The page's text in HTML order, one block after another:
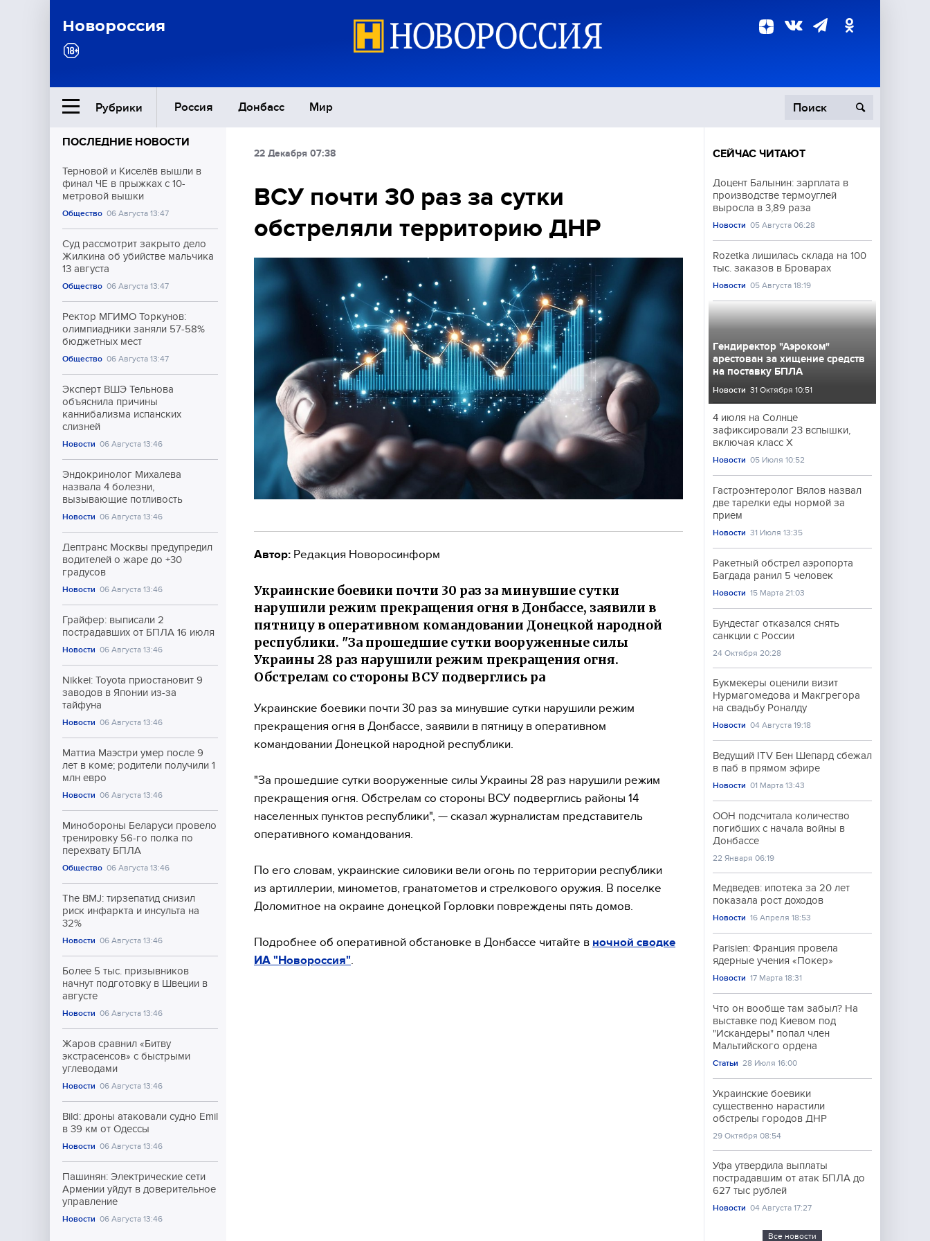
Новороссия
Рубрики Россия Донбасс Мир
Ближний Восток
Общество
Экономика
Происшествия
Культура
ПОСЛЕДНИЕ НОВОСТИ
Терновой и Киселёв вышли в
финал ЧЕ в прыжках с 10-
метровой вышки
Общество 06 Августа 13:47
Суд рассмотрит закрыто дело
Жилкина об убийстве мальчика
13 августа
Общество 06 Августа 13:47
Ректор МГИМО Торкунов:
олимпиадники заняли 57-58%
бюджетных мест
Общество 06 Августа 13:47
Эксперт ВШЭ Тельнова
объяснила причины
каннибализма испанских
слизней
Новости 06 Августа 13:46
Эндокринолог Михалева
назвала 4 болезни,
вызывающие потливость
Новости 06 Августа 13:46
Дептранс Москвы предупредил
водителей о жаре до +30
градусов
Новости 06 Августа 13:46
Грайфер: выписали 2
пострадавших от БПЛА 16 июля
Новости 06 Августа 13:46
Nikkei: Toyota приостановит 9
заводов в Японии из-за
тайфуна
Новости 06 Августа 13:46
Маттиа Маэстри умер после 9
лет в коме; родители получили 1
млн евро
Новости 06 Августа 13:46
Минобороны Беларуси провело
тренировку 56-го полка по
перехвату БПЛА
Общество 06 Августа 13:46
The BMJ: тирзепатид снизил
риск инфаркта и инсульта на
32%
Новости 06 Августа 13:46
Более 5 тыс. призывников
начнут подготовку в Швеции в
августе
Новости 06 Августа 13:46
Жаров сравнил «Битву
экстрасенсов» с быстрыми
углеводами
Новости 06 Августа 13:46
Bild: дроны атаковали судно Emil
в 39 км от Одессы
Новости 06 Августа 13:46
Пашинян: Электрические сети
Армении уйдут в доверительное
управление
Новости 06 Августа 13:46
22 Декабря 07:38
ВСУ почти 30 раз за сутки
обстреляли территорию ДНР
Автор: Редакция Новоросинформ
Украинские боевики почти 30 раз за минувшие сутки
нарушили режим прекращения огня в Донбассе, заявили в
пятницу в оперативном командовании Донецкой народной
республики. "За прошедшие сутки вооруженные силы
Украины 28 раз нарушили режим прекращения огня.
Обстрелам со стороны ВСУ подверглись ра
Украинские боевики почти 30 раз за минувшие сутки нарушили режим
прекращения огня в Донбассе, заявили в пятницу в оперативном
командовании Донецкой народной республики.
"За прошедшие сутки вооруженные силы Украины 28 раз нарушили режим
прекращения огня. Обстрелам со стороны ВСУ подверглись районы 14
населенных пунктов республики", — сказал журналистам представитель
оперативного командования.
По его словам, украинские силовики вели огонь по территории республики
из артиллерии, минометов, гранатометов и стрелкового оружия. В поселке
Доломитное на окраине донецкой Горловки повреждены пять домов.
Подробнее об оперативной обстановке в Донбассе читайте в ночной сводке
ИА "Новороссия"
СЕЙЧАС ЧИТАЮТ
Доцент Балынин: зарплата в
производстве термоуглей
выросла в 3,89 раза
Новости 05 Августа 06:28
Rozetka лишилась склада на 100
тыс. заказов в Броварах
Новости 05 Августа 18:19
Гендиректор "Аэроком"
арестован за хищение средств
на поставку БПЛА
Новости 31 Октября 10:51
4 июля на Солнце
зафиксировали 23 вспышки,
включая класс X
Новости 05 Июля 10:52
Гастроэнтеролог Вялов назвал
две тарелки еды нормой за
прием
Новости 31 Июля 13:35
Ракетный обстрел аэропорта
Багдада ранил 5 человек
Новости 15 Марта 21:03
Бундестаг отказался снять
санкции с России
24 Октября 20:28
Букмекеры оценили визит
Нурмагомедова и Макгрегора
на свадьбу Роналду
Новости 04 Августа 19:18
Ведущий ITV Бен Шепард сбежал
в паб в прямом эфире
Новости 01 Марта 13:43
ООН подсчитала количество
погибших с начала войны в
Донбассе
22 Января 06:19
Медведев: ипотека за 20 лет
показала рост доходов
Новости 16 Апреля 18:53
Parisien: Франция провела
ядерные учения «Покер»
Новости 17 Марта 18:31
Что он вообще там забыл? На
выставке под Киевом под
"Искандеры" попал член
Мальтийского ордена
Статьи 28 Июля 16:00
Украинские боевики
существенно нарастили
обстрелы городов ДНР
29 Октября 08:54
Уфа утвердила выплаты
пострадавшим от атак БПЛА до
627 тыс рублей
Новости 04 Августа 17:27
Все новости